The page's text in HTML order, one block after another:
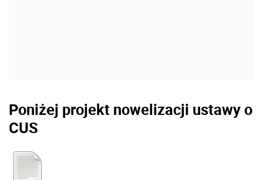
Poniżej projekt nowelizacji ustawy o
CUS